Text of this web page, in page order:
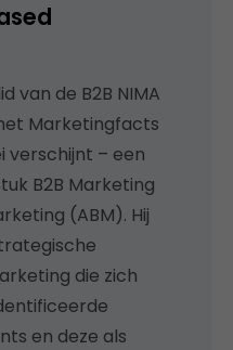
van de B2B NIMA
Marketingfacts
verschijnt – een
B2B Marketing
(ABM). Hij
die zich
en deze als